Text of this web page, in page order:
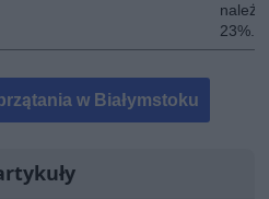
należy
23%.
w Białymstoku